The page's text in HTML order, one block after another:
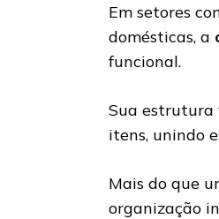
Em setores
domésticas, a
funcional.
Sua estrutura
itens, unindo
Mais do que
organização